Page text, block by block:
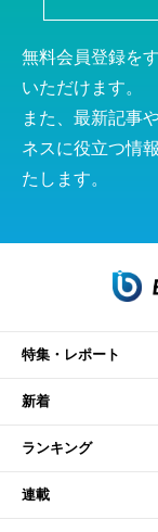
無料会員登録を
いただけます。
また、最新記事
ネスに役立つ情
たします。
特集・レポート
新着
ランキング
連載